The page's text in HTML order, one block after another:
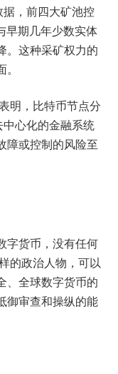
，前四大矿池控
早期几年少数实体
。这种采矿权力的
明，比特币节点分
心化的金融系统
障或控制的风险至
字货币，没有任何
的政治人物，可以
、全球数字货币的
御审查和操纵的能